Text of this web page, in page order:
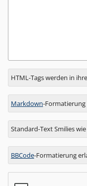
Antwort
zu
HTML-Tags werden in
Markdown-
Standard-Text Smilies
BBCode-Formatierung